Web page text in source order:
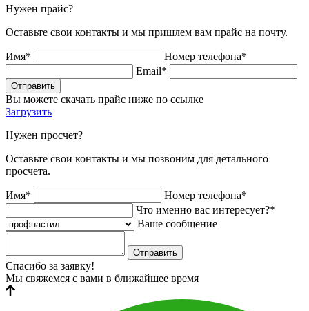
Нужен прайс?
Оставьте свои контакты и мы пришлем вам прайс на почту.
Имя*
Номер телефона*
Email*
Отправить
Вы можете скачать прайс ниже по ссылке
Загрузить
Нужен просчет?
Оставьте свои контакты и мы позвоним для детального
просчета.
Имя*
Номер телефона*
Что именно вас интересует?*
Ваше сообщение
Отправить
Спасибо за заявку!
Мы свяжемся с вами в ближайшее время